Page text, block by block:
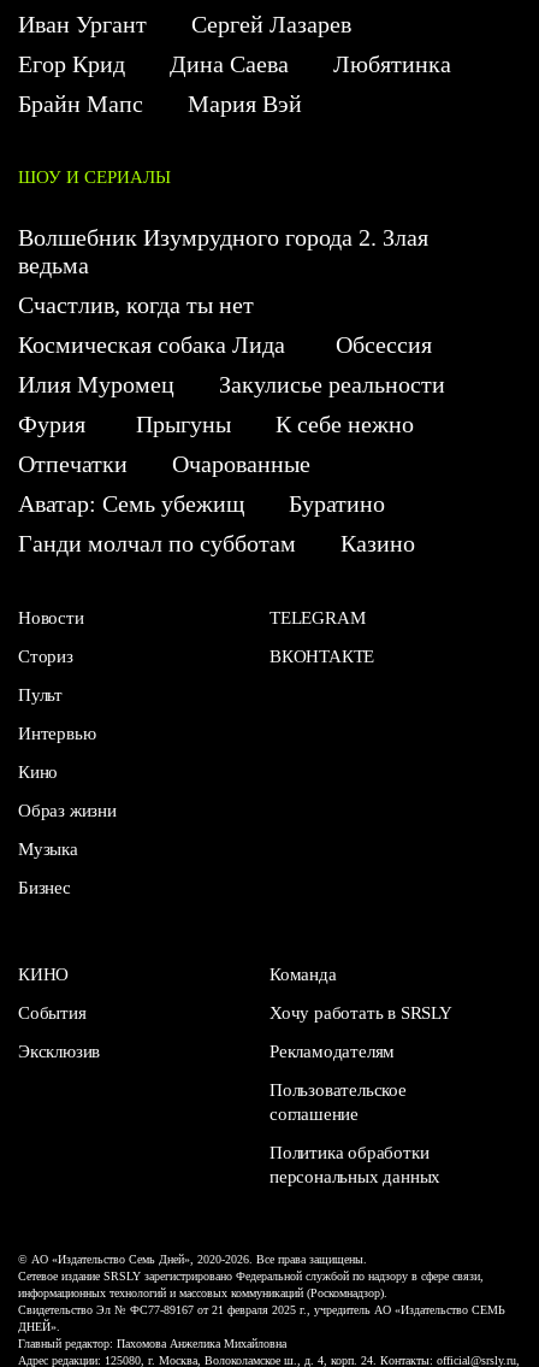
Иван Ургант
Сергей Лазарев
Егор Крид
Дина Саева
Любятинка
Брайн Мапс
Мария Вэй
ШОУ И СЕРИАЛЫ
Волшебник Изумрудного города 2. Злая
ведьма
Счастлив, когда ты нет
Космическая собака Лида
Обсессия
Илия Муромец
Закулисье реальности
Фурия
Прыгуны
К себе нежно
Отпечатки
Очарованные
Аватар: Семь убежищ
Буратино
Ганди молчал по субботам
Казино
Новости
Сториз
Пульт
Интервью
Кино
Образ жизни
Музыка
Бизнес
TELEGRAM
ВКОНТАКТЕ
КИНО
События
Эксклюзив
Команда
Хочу работать в SRSLY
Рекламодателям
Пользовательское
соглашение
Политика обработки
персональных данных
© АО «Издательство Семь Дней», 2020-2026. Все права защищены.
Сетевое издание SRSLY зарегистрировано Федеральной службой по надзору в сфере связи,
информационных технологий и массовых коммуникаций (Роскомнадзор).
Свидетельство Эл № ФС77-89167 от 21 февраля 2025 г., учредитель АО «Издательство СЕМЬ
ДНЕЙ».
Главный редактор: Пахомова Анжелика Михайловна
Адрес редакции: 125080, г. Москва, Волоколамское ш., д. 4, корп. 24. Контакты: official@srsly.ru,